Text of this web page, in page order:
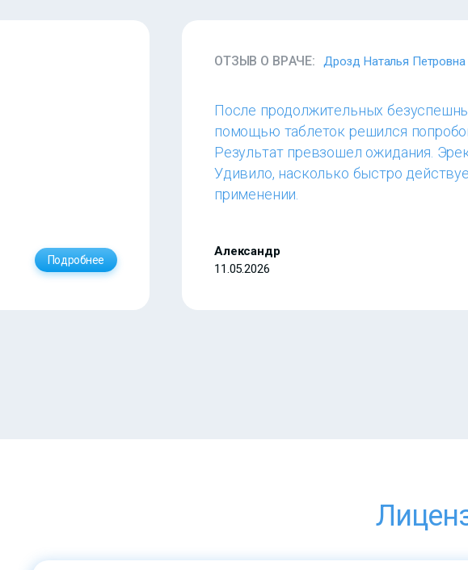
Подробнее
ОТЗЫВ О ВРАЧЕ: Дрозд Наталья Петровна
После продолжительных
помощью таблеток решился
Результат превзошел ожидания.
Удивило, насколько быстро
применении.
Александр
11.05.2026